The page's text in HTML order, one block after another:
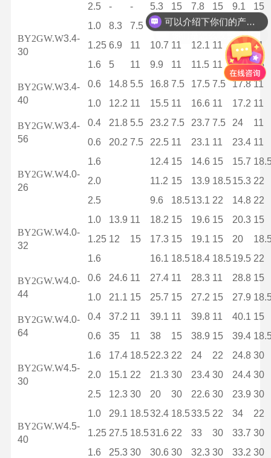
2.5
- - 5.3 15 7.8 15 9.1 15
BY2GW.W3.4-
30
1.0 8.3 7.5 11.4 7.5 12.4 11 12.9 11
1.25 6.9 11 10.7 11 12.1 11 12.6 11
1.6
5 11 9.9 11 11.5 11 12.3 15
BY2GW.W3.4-
40
0.6 14.8 5.5 16.8 7.5 17.5 7.5 17.8 11
1.0
12.2 11 15.5 11 16.6 11 17.2 11
BY2GW.W3.4-
56
0.4 21.8 5.5 23.2 7.5 23.7 7.5 24
11
0.6
20.2 7.5 22.5 11 23.1 11 23.4 11
BY2GW.W4.0-
26
1.6 12.4 15 14.6 15 15.7
2.0
11.2 15 13.9 18.515.3 22
2.5
9.6 18.513.1 22 14.8 22
BY2GW.W4.0-
32
1.0 13.9 11 18.2 15 19.6 15 20.3 15
1.25 12 15 17.3 15 19.1 15 20
1.6
16.1 18.518.4 18.519.5 22
BY2GW.W4.0-
44
0.6 24.6 11 27.4 11 28.3 11 28.8 15
1.0
21.1 15 25.7 15 27.2 15 27.9
BY2GW.W4.0-
64
0.4 37.2 11 39.1 11 39.8 11 40.1 15
0.6
35 11 38 15 38.9 15 39.4
BY2GW.W4.5-
30
1.6 17.4 18.522.3 22 24 22 24.8 30
2.0
15.1 22 21.3 30 23.4 30 24.4 30
2.5
12.3 30 20 30 22.6 30 23.9 30
BY2GW.W4.5-
40
1.0 29.1 18.532.4 18.533.5 22 34
22
1.25 27.5 18.531.6 22 33 30 33.7 30
1.6
25.3 30 30.6 30 32.3 30 33.2 30
你们是怎么收费的呢？